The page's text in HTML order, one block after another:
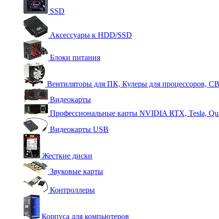
SSD
Аксессуары к HDD/SSD
Блоки питания
Вентиляторы для ПК, Кулеры для процессоров,
Видеокарты
Профессиональные карты NVIDIA RTX, Tesla,
Видеокарты USB
Жесткие диски
Звуковые карты
Контроллеры
Корпуса для компьютеров